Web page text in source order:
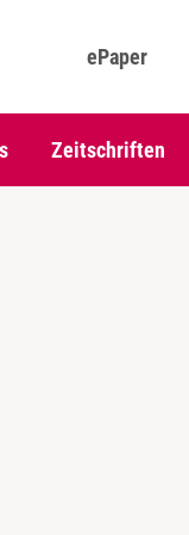
ePaper
Zeitschriften